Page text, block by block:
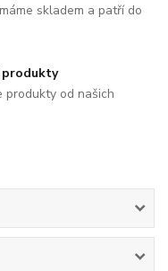
skladem a patří do
produkty
produkty od našich